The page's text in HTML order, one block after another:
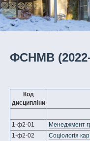
ФСНМВ
Код
дисципліни
1-ф2-01
Менеджмент
1-ф2-02
Соціологія